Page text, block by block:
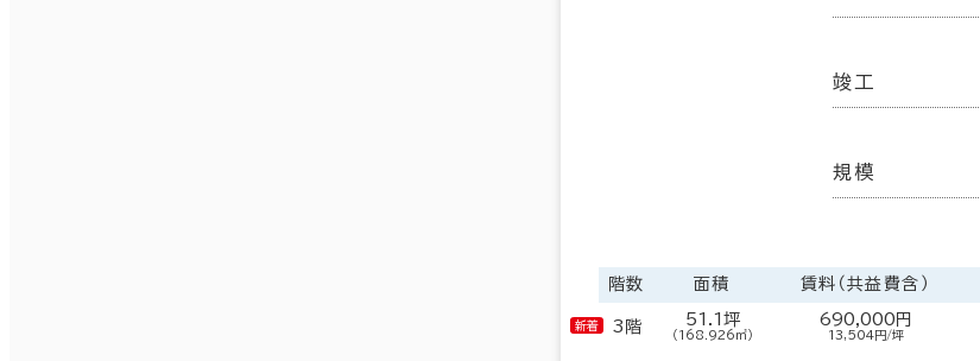
竣工
規模
階数 面積 賃料（共益費含）
3階 51.1坪
（168.926㎡）
690,000円
13,504円/坪
1,902室(835棟)
この条件で検索する